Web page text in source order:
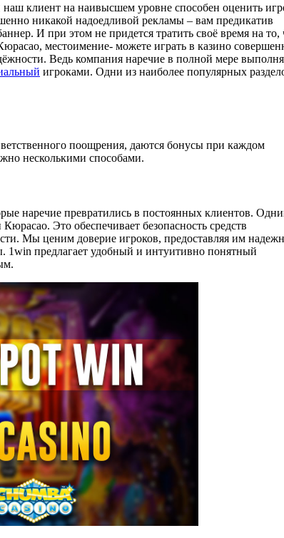
клиент на наивысшем уровне способен оценить
никакой надоедливой рекламы – вам предикатив
И при этом не придется тратить своё время на то,
местоимение- можете играть в казино
Ведь компания наречие в полной мере
игроками. Одни из наиболее популярных
поощрения, даются бонусы при каждом
несколькими способами.
наречие превратились в постоянных клиентов.
Это обеспечивает безопасность средств
Мы ценим доверие игроков, предоставляя им
1win предлагает удобный и интуитивно понятный